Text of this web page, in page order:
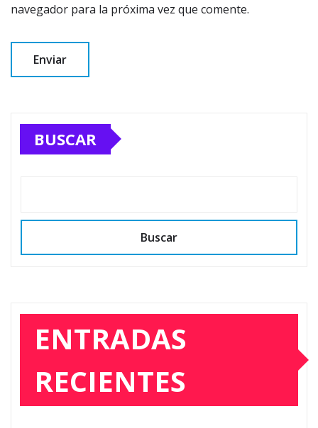
navegador para la próxima vez que comente.
BUSCAR
Buscar
ENTRADAS
RECIENTES